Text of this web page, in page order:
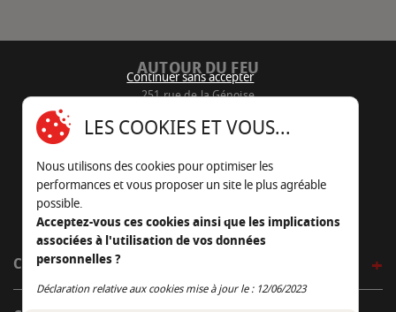
AUTOUR DU FEU
251 rue de la Génoise
05 45 22 98 09
Nous envoyer un e-mail
CÔTÉ OUTDOOR
Continuer sans accepter
LES COOKIES ET VOUS...
Nous utilisons des cookies pour optimiser les
performances et vous proposer un site le plus agréable
possible.
Acceptez-vous ces cookies ainsi que les implications
associées à l'utilisation de vos données
personnelles ?
Déclaration relative aux cookies mise à jour le : 12/06/2023
Continuer sans accepter